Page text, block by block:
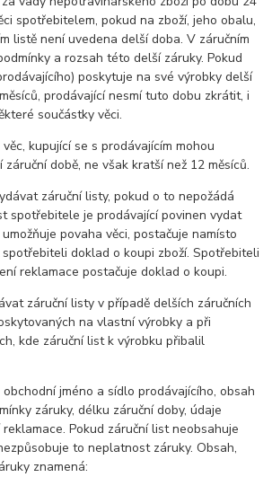
spotřebitelem, pokud na zboží, jeho obalu,
listě není uvedena delší doba. V záručním
a rozsah této delší záruky. Pokud
poskytuje na své výrobky delší
prodávající nesmí tuto dobu zkrátit, i
součástky věci.
kupující se s prodávajícím mohou
době, ne však kratší než 12 měsíců.
záruční listy, pokud o to nepožádá
spotřebitele je prodávající povinen vydat
povaha věci, postačuje namísto
doklad o koupi zboží. Spotřebiteli
reklamace postačuje doklad o koupi.
záruční listy v případě delších záručních
na vlastní výrobky a při
kde záruční list k výrobku přibalil
jméno a sídlo prodávajícího, obsah
záruky, délku záruční doby, údaje
Pokud záruční list neobsahuje
to neplatnost záruky. Obsah,
znamená: